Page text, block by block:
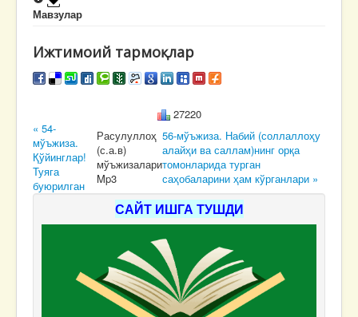
Мавзулар
Ижтимоий тармоқлар
27220
« 54-
мўъжиза.
Қўйинглар!
Туяга
буюрилган
Расулуллоҳ
(с.а.в)
мўъжизалари
Mp3
56-мўъжиза. Набий (соллаллоҳу
алайҳи ва саллам)нинг орқа
томонларида турган
саҳобаларини ҳам кўрганлари »
САЙТ ИШГА ТУШДИ